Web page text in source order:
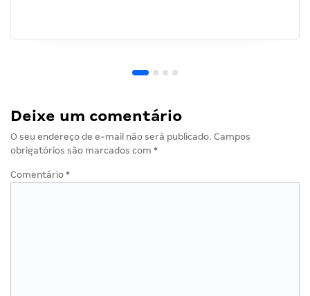
Deixe um comentário
O seu endereço de e-mail não será publicado. Campos
obrigatórios são marcados com *
Comentário *